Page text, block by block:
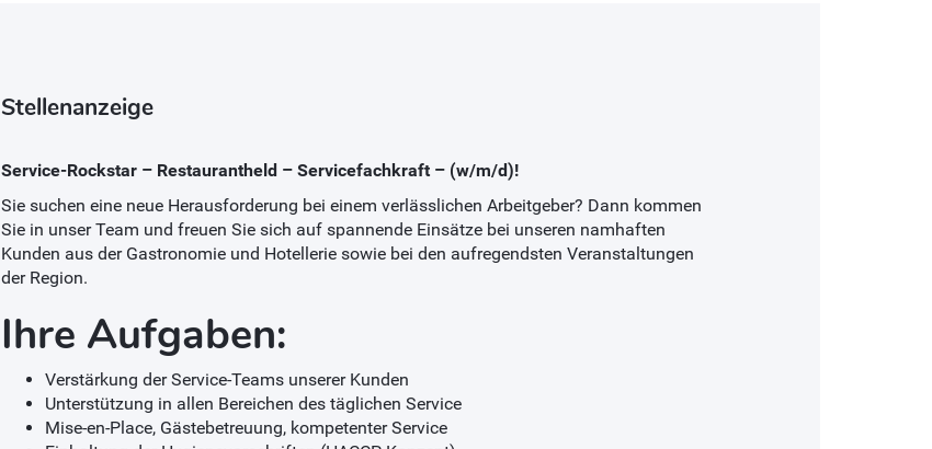
Stellenanzeige
Service-Rockstar – Restaurantheld – Servicefachkraft – (w/m/d)!
Sie suchen eine neue Herausforderung bei einem verlässlichen Arbeitgeber? Dann kommen
Sie in unser Team und freuen Sie sich auf spannende Einsätze bei unseren namhaften
Kunden aus der Gastronomie und Hotellerie sowie bei den aufregendsten Veranstaltungen
der Region.
Ihre Aufgaben:
Verstärkung der Service-Teams unserer Kunden
Unterstützung in allen Bereichen des täglichen Service
Mise-en-Place, Gästebetreuung, kompetenter Service